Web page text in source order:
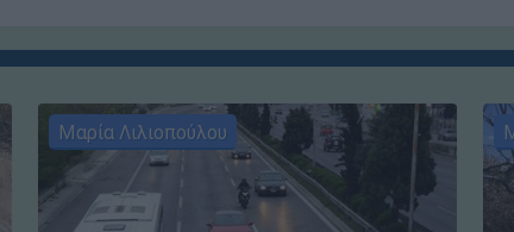
Μαρία Λιλιοπούλου